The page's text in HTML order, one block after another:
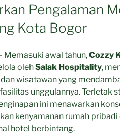
Pengalaman
Kota Bogor
Memasuki awal tahun,Cozzy
olehSalak Hospitality,
wisatawan yang
unggulannya. Terletak
ini menawarkan
kenyamanan rumah
hotel berbintang.